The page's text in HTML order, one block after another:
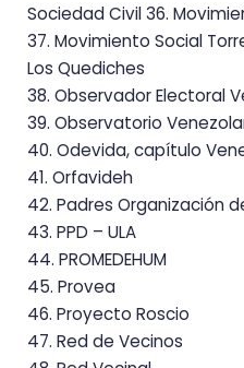
Sociedad Civil 36.
37. Movimiento Social
Los Quediches
38. Observador Electoral
39. Observatorio
40. Odevida, capítulo
41. Orfavideh
42. Padres Organización
43. PPD – ULA
44. PROMEDEHUM
45. Provea
46. Proyecto Roscio
47. Red de Vecinos